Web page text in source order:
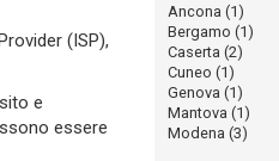
(ISP),
e
essere
Ancona (1)
Bergamo (1)
Caserta (2)
Cuneo (1)
Genova (1)
Mantova (1)
Modena (3)